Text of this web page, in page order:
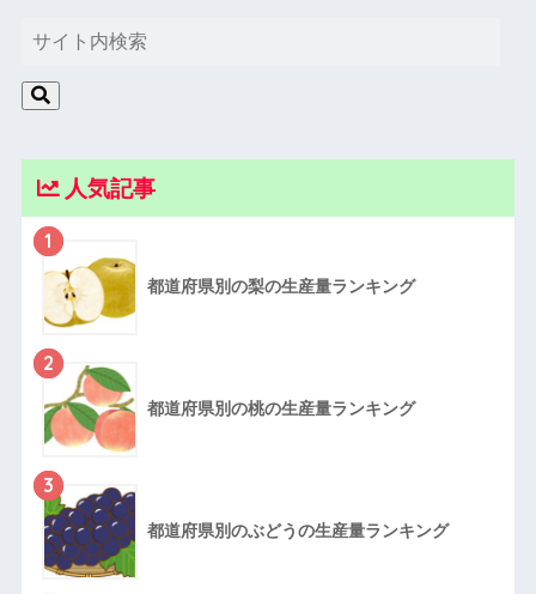
人気記事
1
都道府県別の梨の生産量ランキング
2
都道府県別の桃の生産量ランキング
3
都道府県別のぶどうの生産量ランキング